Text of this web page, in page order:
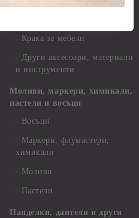
Крака за мебели
Други аксесоари, материали
и инструменти
Моливи, маркери, химикали,
пастели и восъци
Восъци
Маркери, флумастери,
химикали
Моливи
Пастели
Панделки, дантели и други